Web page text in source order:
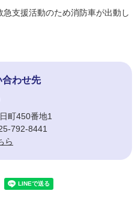
支援活動のため消防車が出動し
合わせ先
町450番地1
792-8441
ら